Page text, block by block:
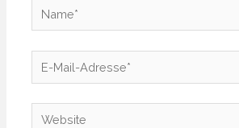
Name*
E-
Mail-
Adresse*
Website